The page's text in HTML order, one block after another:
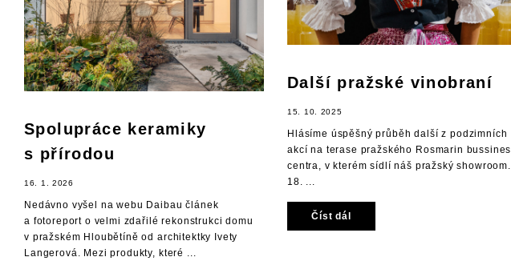
Spolupráce keramiky
s přírodou
16. 1. 2026
Nedávno vyšel na webu Daibau článek
a fotoreport o velmi zdařilé rekonstrukci domu
v pražském Hloubětíně od architektky Ivety
Langerová. Mezi produkty, které ...
Další pražské vinobraní
15. 10. 2025
Hlásíme úspěšný průběh další z podzimních
akcí na terase pražského Rosmarin bussines
centra, v kterém sídlí náš pražský showroom.
18. ...
Číst dál